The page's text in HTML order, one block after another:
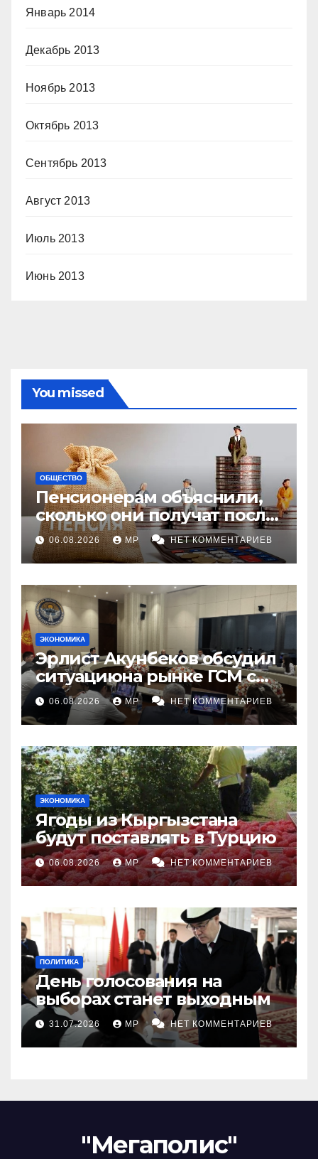
Январь 2014
Декабрь 2013
Ноябрь 2013
Октябрь 2013
Сентябрь 2013
Август 2013
Июль 2013
Июнь 2013
You missed
ОБЩЕСТВО
Пенсионерам объяснили,
сколько они получат после
индексации
06.08.2026 MP НЕТ КОММЕНТАРИЕВ
ЭКОНОМИКА
Эрлист Акунбеков обсудил
ситуациюна рынке ГСМ с
топливными компаниями
06.08.2026 MP НЕТ КОММЕНТАРИЕВ
ЭКОНОМИКА
Ягоды из Кыргызстана
будут поставлять в Турцию
06.08.2026 MP НЕТ КОММЕНТАРИЕВ
ПОЛИТИКА
День голосования на
выборах станет выходным
31.07.2026 MP НЕТ КОММЕНТАРИЕВ
"Мегаполис"